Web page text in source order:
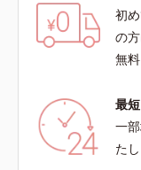
初
の
無料
最
一
た